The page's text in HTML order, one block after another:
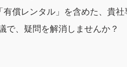
償レンタル」を含めた、貴社
で、疑問を解消しませんか？